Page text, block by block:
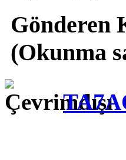
Gönderen
(Okunma